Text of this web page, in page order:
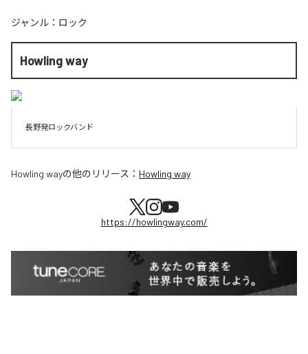
ジャンル： ロック
Howling way
長野発ロックバンド
Howling wayの他のリリース： Howling way
https://howlingway.com/